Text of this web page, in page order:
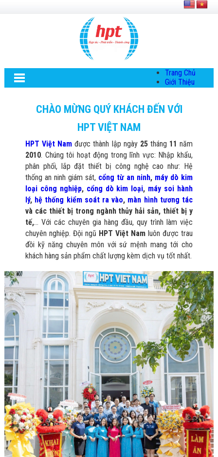
Trang Chủ
Giới Thiệu
Hội Đồng Quản
Chính Sách Bảo
Mật Thông Tin
Chiến Lược
Phát Triển
Thông Tin
Chuyển Khoản
Giải Pháp
Giải Pháp Thiết
Bị Ngành Thủy
Sản - Đông
Lạnh
Giải Pháp Thiết
Bị Ngành Thực
Giải Pháp Thiết
Bị Ngành May
Mặc - Giày Da
Giải Pháp Thiết
Bị Ngành Linh
Kiện Điện Tử
Giải Pháp Thiết
Bị Ngành Giáo
Dục
Giải Pháp Thiết
Bị Ngành Bán
Lẻ - Retail
Giải Pháp
Chuyên Dụng
Ngành Công An
- Quân Đội
Giải Pháp Bãi
Giữ Xe Thông
Minh
Sản Phẩm
CHÀO MỪNG QUÝ KHÁCH ĐẾN VỚI
HPT VIỆT NAM
HPT Việt Nam được thành lập ngày 25tháng 11 năm
2010. Chúng tôi hoạt động trong lĩnh vực: Nhập khẩu,
phân phối, lắp đặt thiết bị công nghệ cao như: Hệ
thống an ninh giám sát, cổng từ an ninh, máy dò kim
loại công nghiệp, cổng dò kim loại, máy soi hành
lý, hệ thống kiểm soát ra vào, màn hình tương tác
và các thiết bị trong ngành thủy hải sản, thiết bị y
tế,… Với các chuyên gia hàng đầu, quy trình làm việc
chuyên nghiệp. Đội ngũ HPT Việt Nam luôn được trau
đồi kỹ năng chuyên môn với sứ mệnh mang tới cho
khách hàng sản phẩm chất lượng kèm dịch vụ tốt nhất.